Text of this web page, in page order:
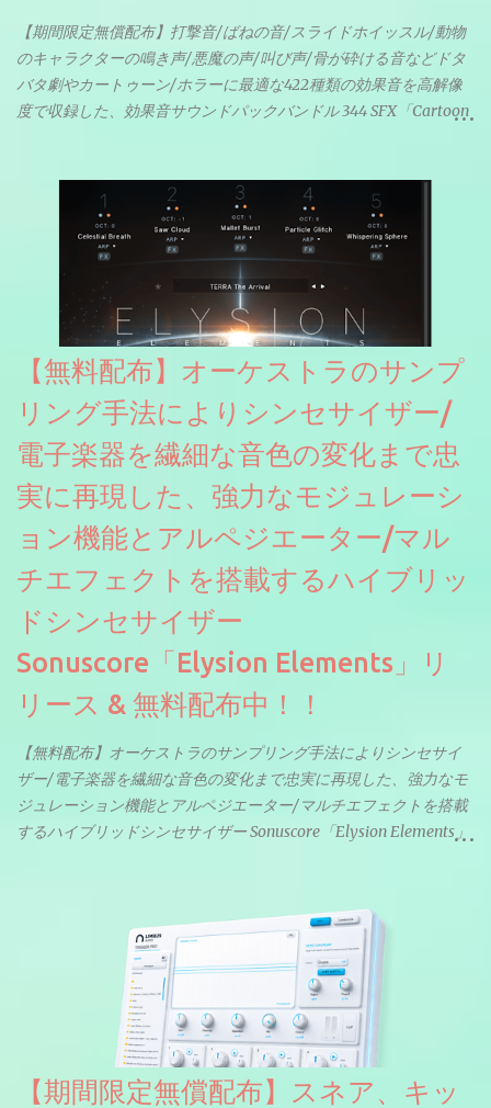
【期間限定無償配布】打撃音/ばねの音/スライドホイッスル/動物
のキャラクターの鳴き声/悪魔の声/叫び声/骨が砕ける音などドタ
バタ劇やカートゥーン/ホラーに最適な422種類の効果音を高解像
度で収録した、効果音サウンドパックバンドル 344 SFX「Cartoon
【無料配布】オーケストラのサンプ
リング手法によりシンセサイザー/
電子楽器を繊細な音色の変化まで忠
実に再現した、強力なモジュレーシ
ョン機能とアルペジエーター/マル
チエフェクトを搭載するハイブリッ
ドシンセサイザー
Sonuscore「Elysion Elements」リ
リース & 無料配布中！！
【無料配布】オーケストラのサンプリング手法によりシンセサイ
ザー/電子楽器を繊細な音色の変化まで忠実に再現した、強力なモ
ジュレーション機能とアルペジエーター/マルチエフェクトを搭載
するハイブリッドシンセサイザー Sonuscore「Elysion Elements」
えるようになっています。総容量も7GBを超えます。複数の設定に
より音色が作りこまれているため、あらかじめアルペジオがプロ
グラムされているプリセットも多いですが、アルペジオを切るこ
とももちろんできます。 ほとんどのシンセライブラリは、音を一
度サンプリングしてベロシティで音量を調整します。 しかし、
ELYSIONは違います。ビンテージシンセを含む様々な音源から、
複数のベロシティレイヤーにわたって録音し、各レイヤーを整形
することで、弱く演奏した場合と強く演奏した場合で、全く異な
【期間限定無償配布】スネア、キッ